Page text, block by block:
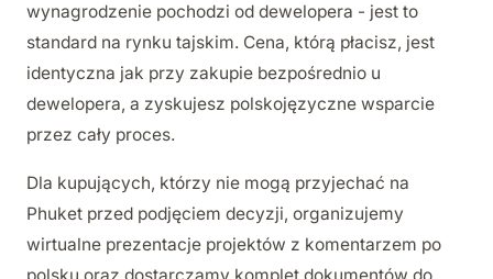
wynagrodzenie pochodzi od dewelopera - jest to
standard na rynku tajskim. Cena, którą płacisz, jest
identyczna jak przy zakupie bezpośrednio u
dewelopera, a zyskujesz polskojęzyczne wsparcie
przez cały proces.
Dla kupujących, którzy nie mogą przyjechać na
Phuket przed podjęciem decyzji, organizujemy
wirtualne prezentacje projektów z komentarzem po